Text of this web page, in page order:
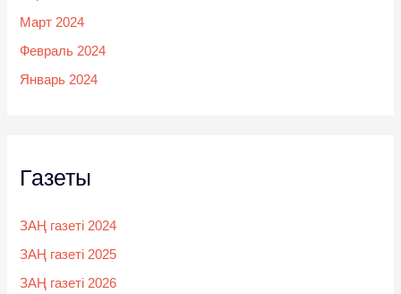
Март 2024
Февраль 2024
Январь 2024
Газеты
ЗАҢ газеті 2024
ЗАҢ газеті 2025
ЗАҢ газеті 2026